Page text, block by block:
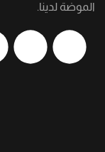
الموضة لدينا.